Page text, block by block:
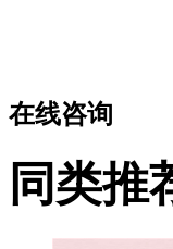
在线咨询
同类推